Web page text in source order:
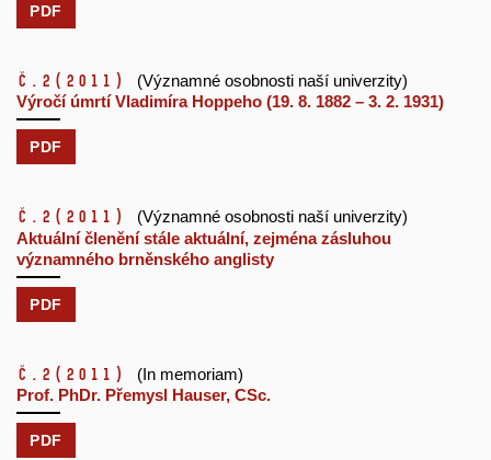
PDF
č.2 (2011)
(Významné osobnosti naší univerzity)
Výročí úmrtí Vladimíra Hoppeho (19. 8. 1882 – 3. 2. 1931)
PDF
č.2 (2011)
(Významné osobnosti naší univerzity)
Aktuální členění stále aktuální, zejména zásluhou
významného brněnského anglisty
PDF
č.2 (2011)
(In memoriam)
Prof. PhDr. Přemysl Hauser, CSc.
PDF